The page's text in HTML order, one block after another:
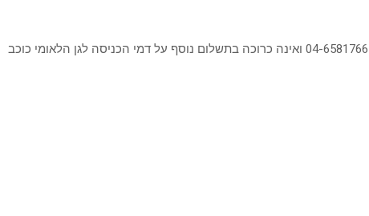
השתתפות בסיור בהרשמה מראש בטלפון 04-6581766 ואינה כרוכה בתשלום נוסף על דמי הכניסה לגן הלאומי כוכב